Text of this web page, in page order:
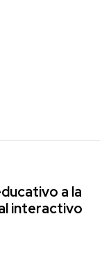
a la
interactivo